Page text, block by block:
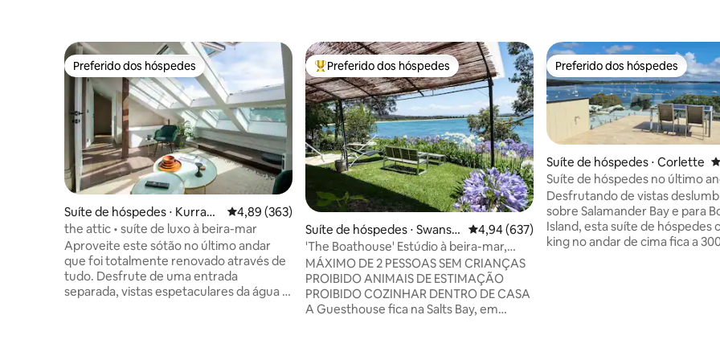
Preferido dos hóspedes
Preferido dos hóspedes
Suíte de hóspedes ⋅ Kurraba
Point
4,89 de uma avaliação média de 5, 363 avaliações
4,89 (363)
the attic • suíte de luxo à beira-mar
Aproveite este sótão no último andar
que foi totalmente renovado através de
tudo. Desfrute de uma entrada
separada, vistas espetaculares da água e
Entre os melhores preferidos dos hóspedes
Preferido dos hóspedes
Suíte de hóspedes ⋅ Swanse
a Heads
4,94 de uma avaliação média de 5, 637
4,94 (637)
'The Boathouse' Estúdio à beira-mar,
Swansea Heads.
MÁXIMO DE 2 PESSOAS SEM CRIANÇAS
PROIBIDO ANIMAIS DE ESTIMAÇÃO
PROIBIDO COZINHAR DENTRO DE CASA
A Guesthouse fica na Salts Bay, em
Preferido dos hóspedes
Preferido dos hóspedes
Suíte de hóspedes ⋅ Corlette
Suíte de hóspedes no último
Desfrutando de vistas
sobre Salamander Bay e para
Island, esta suíte de hóspedes
king no andar de cima fica a